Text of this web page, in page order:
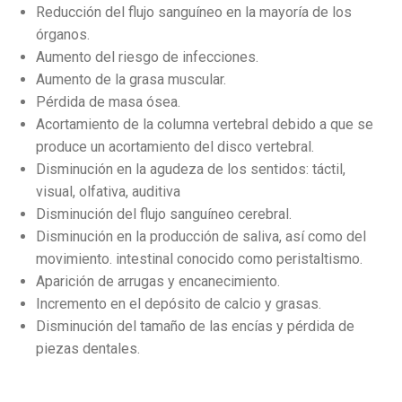
Reducción del flujo sanguíneo en la mayoría de los
órganos.
Aumento del riesgo de infecciones.
Aumento de la grasa muscular.
Pérdida de masa ósea.
Acortamiento de la columna vertebral debido a que se
produce un acortamiento del disco vertebral.
Disminución en la agudeza de los sentidos: táctil,
visual, olfativa, auditiva
Disminución del flujo sanguíneo cerebral.
Disminución en la producción de saliva, así como del
movimiento. intestinal conocido como peristaltismo.
Aparición de arrugas y encanecimiento.
Incremento en el depósito de calcio y grasas.
Disminución del tamaño de las encías y pérdida de
piezas dentales.